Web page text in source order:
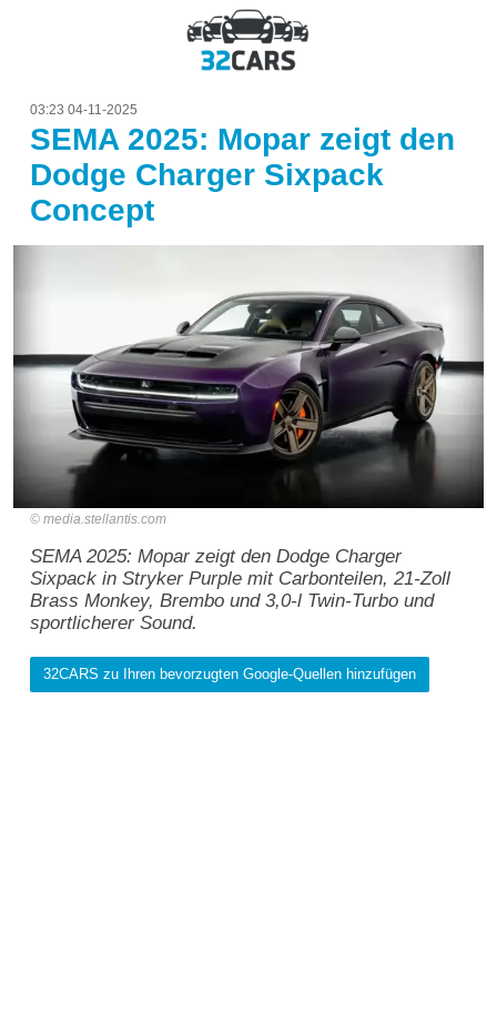
03:23 04-11-2025
SEMA 2025: Mopar zeigt den
Dodge Charger Sixpack
Concept
media.stellantis.com
SEMA 2025: Mopar zeigt den Dodge Charger
Sixpack in Stryker Purple mit Carbonteilen, 21-Zoll
Brass Monkey, Brembo und 3,0-l Twin-Turbo und
sportlicherer Sound.
32CARS zu Ihren bevorzugten Google-Quellen hinzufügen